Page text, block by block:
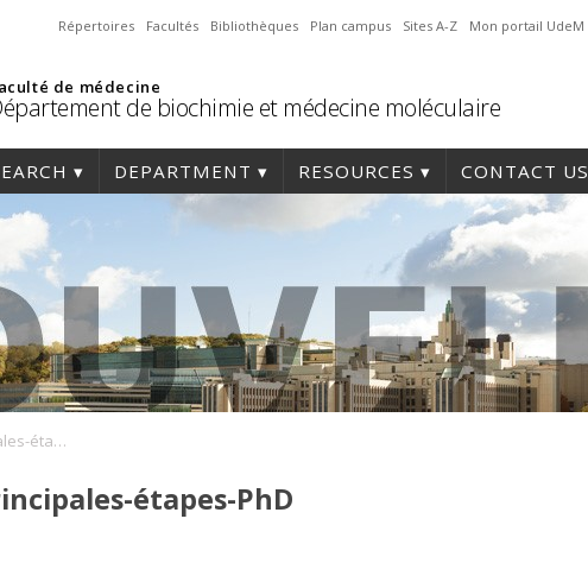
Répertoires Facultés Bibliothèques Plan campus Sites A-Z Mon portail UdeM
de médecine
de biochimie et médecine moléculaire
DEPARTMENT RESOURCES CONTACT US
Calendrier-des-principales-étapes-PhD
étapes-PhD